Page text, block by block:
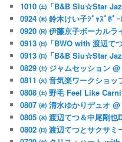
1010 ㈯「B&B Siu☆Star
0924 ㈭ 鈴木けい子ｼﾞｬｽﾞﾎﾞ
0920 ㈰ 伊藤京子ボーカルラ
0913 ㈰「BWO with 渡辺て
0913 ㈰「B&B Siu☆Star
0829 ㈯ ジャムセッション
0811 ㈫ 音気楽ワークショッ
0808 ㈯ 野毛 Feel Like
0807 ㈮ 清水ゆかりデュオ
0805 ㈬ 渡辺てつ＆中尾剛也
0802 ㈰ 渡辺てつとサクサミ